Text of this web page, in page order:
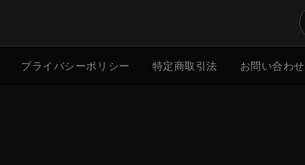
プライバシーポリシー 特定商取引法 お問い合わせ